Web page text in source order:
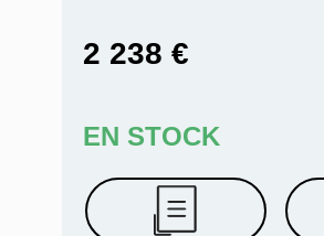
2 238 €
EN STOCK